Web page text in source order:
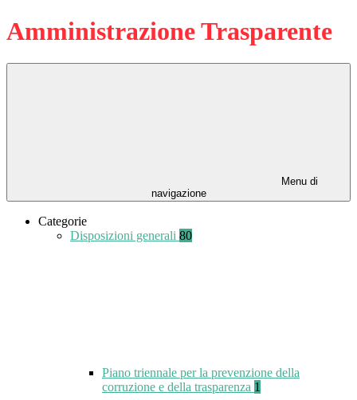
Amministrazione Trasparente
Menu di
navigazione
Categorie
Disposizioni generali 80
Piano triennale per la prevenzione della
corruzione e della trasparenza 1